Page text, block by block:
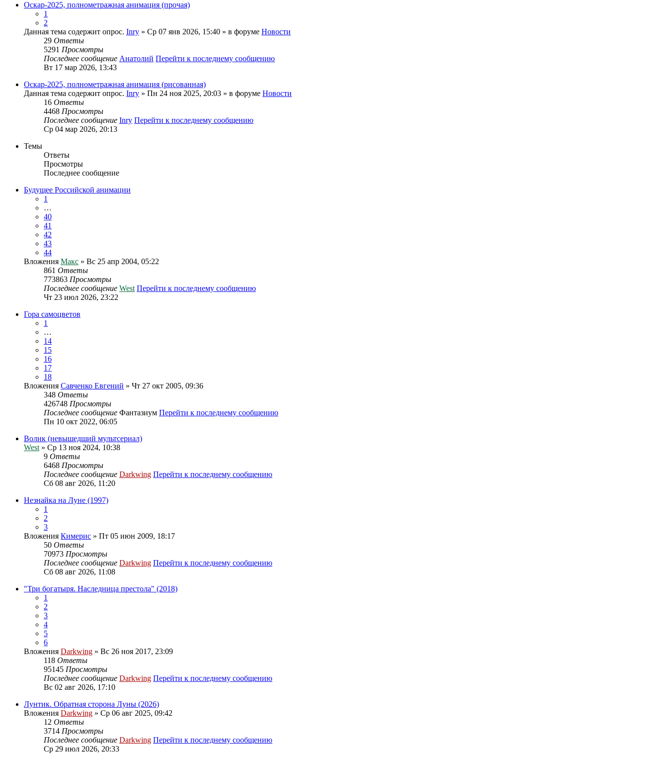
Оскар-2025, полнометражная анимация (прочая)
1
2
Данная тема содержит опрос. Inry » Ср 07 янв 2026, 15:40 » в форуме Новости
29 Ответы
5291 Просмотры
Последнее сообщение Анатолий Перейти к последнему сообщению
Вт 17 мар 2026, 13:43
Оскар-2025, полнометражная анимация (рисованная)
Данная тема содержит опрос. Inry » Пн 24 ноя 2025, 20:03 » в форуме Новости
16 Ответы
4468 Просмотры
Последнее сообщение Inry Перейти к последнему сообщению
Ср 04 мар 2026, 20:13
Темы
Ответы
Просмотры
Последнее сообщение
Будущее Российской анимации
1
…
40
41
42
43
44
Вложения Макс » Вс 25 апр 2004, 05:22
861 Ответы
773863 Просмотры
Последнее сообщение West Перейти к последнему сообщению
Чт 23 июл 2026, 23:22
Гора самоцветов
1
…
14
15
16
17
18
Вложения Савченко Евгений » Чт 27 окт 2005, 09:36
348 Ответы
426748 Просмотры
Последнее сообщение Фантазиум Перейти к последнему сообщению
Пн 10 окт 2022, 06:05
Волик (невышедший мультсериал)
West » Ср 13 ноя 2024, 10:38
9 Ответы
6468 Просмотры
Последнее сообщение Darkwing Перейти к последнему сообщению
Сб 08 авг 2026, 11:20
Незнайка на Луне (1997)
1
2
3
Вложения Кимерис » Пт 05 июн 2009, 18:17
50 Ответы
70973 Просмотры
Последнее сообщение Darkwing Перейти к последнему сообщению
Сб 08 авг 2026, 11:08
"Три богатыря. Наследница престола" (2018)
1
2
3
4
5
6
Вложения Darkwing » Вс 26 ноя 2017, 23:09
118 Ответы
95145 Просмотры
Последнее сообщение Darkwing Перейти к последнему сообщению
Вс 02 авг 2026, 17:10
Лунтик. Обратная сторона Луны (2026)
Вложения Darkwing » Ср 06 авг 2025, 09:42
12 Ответы
3714 Просмотры
Последнее сообщение Darkwing Перейти к последнему сообщению
Ср 29 июл 2026, 20:33